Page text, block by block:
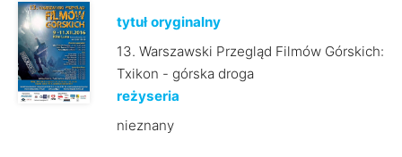
tytuł oryginalny
13. Warszawski Przegląd Filmów Górskich:
Txikon - górska droga
reżyseria
nieznany